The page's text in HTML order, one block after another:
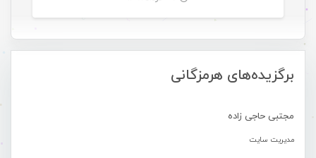
برگزیده‌های هرمزگانی
مجتبی حاجی زاده
مدیریت سایت